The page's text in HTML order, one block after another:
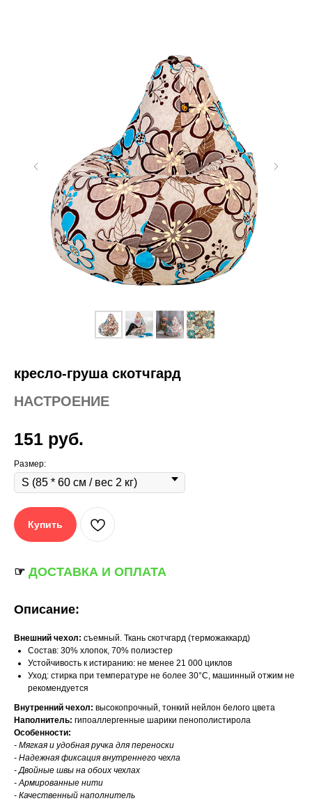
кресло-груша скотчгард
НАСТРОЕНИЕ
151 руб.
Размер:
Купить
☞ ДОСТАВКА И ОПЛАТА
Описание:
Внешний чехол: съемный. Ткань скотчгард (терможаккард)
Состав: 30% хлопок, 70% полиэстер
Устойчивость к истиранию: не менее 21 000 циклов
Уход: стирка при температуре не более 30°С, машинный отжим не
рекомендуется
Внутренний чехол: высокопрочный, тонкий нейлон белого цвета
Наполнитель: гипоаллергенные шарики пенополистирола
Особенности:
- Мягкая и удобная ручка для переноски
- Надежная фиксация внутреннего чехла
- Двойные швы на обоих чехлах
- Армированные нити
- Качественный наполнитель